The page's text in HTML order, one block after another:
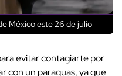
México este 26 de julio
evitar contagiarte por
con un paraguas, ya que